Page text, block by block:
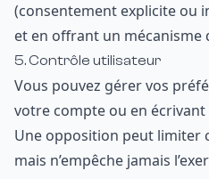
(consentement explicite ou
et en offrant un mécanisme
5. Contrôle utilisateur
Vous pouvez gérer vos
votre compte ou en écrivant
Une opposition peut limiter
mais n’empêche jamais